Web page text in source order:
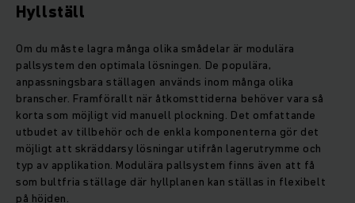
Hyllställ
Om du måste lagra många olika smådelar är modulära
pallsystem den optimala lösningen. De populära,
anpassningsbara ställagen används inom många olika
branscher. Framförallt när åtkomsttiderna behöver vara så
korta som möjligt vid manuell plockning. Det omfattande
utbudet av tillbehör och de enkla komponenterna gör det
möjligt att skräddarsy lösningar utifrån lagerutrymme och
typ av applikation. Modulära pallsystem finns även att få
som bultfria ställage där hyllplanen kan ställas in flexibelt
på höjden.